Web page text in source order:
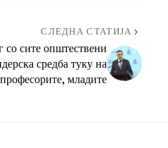
СЛЕДНА СТАТИЈА
со сите општествени
средба туку на
младите